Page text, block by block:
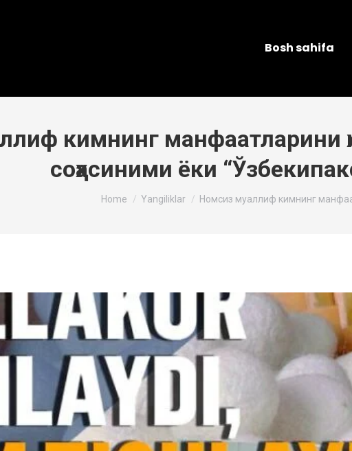
Bosh sahifa
кимнинг манфаатларини
соҳасиними ёки
You are here:
Home Yangiliklar Номсиз муаллиф кимнинг